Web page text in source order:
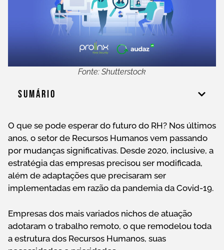
Fonte: Shutterstock
Sumário
O que se pode esperar do futuro do RH? Nos últimos
anos, o setor de Recursos Humanos vem passando
por mudanças significativas. Desde 2020, inclusive, a
estratégia das empresas precisou ser modificada,
além de adaptações que precisaram ser
implementadas em razão da pandemia da Covid-19.
Empresas dos mais variados nichos de atuação
adotaram o trabalho remoto, o que remodelou toda
a estrutura dos Recursos Humanos, suas